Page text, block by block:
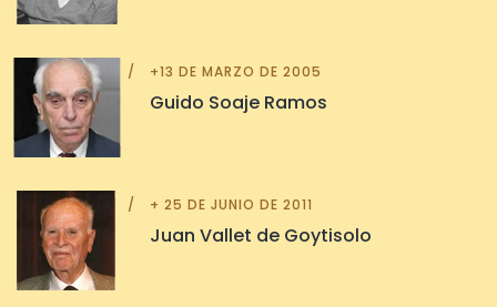
+13 DE MARZO DE 2005
Guido Soaje Ramos
+ 25 DE JUNIO DE 2011
Juan Vallet de Goytisolo